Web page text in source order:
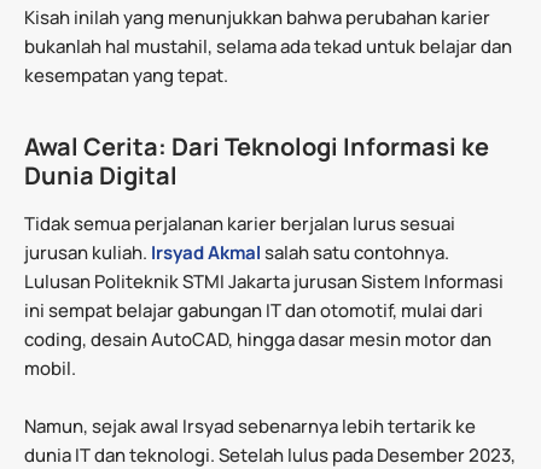
Kisah inilah yang menunjukkan bahwa perubahan karier
bukanlah hal mustahil, selama ada tekad untuk belajar dan
kesempatan yang tepat.
Awal Cerita: Dari Teknologi Informasi ke
Dunia Digital
Tidak semua perjalanan karier berjalan lurus sesuai
jurusan kuliah. Irsyad Akmalsalah satu contohnya.
Lulusan Politeknik STMI Jakarta jurusan Sistem Informasi
ini sempat belajar gabungan IT dan otomotif, mulai dari
coding, desain AutoCAD, hingga dasar mesin motor dan
mobil.
Namun, sejak awal Irsyad sebenarnya lebih tertarik ke
dunia IT dan teknologi. Setelah lulus pada Desember 2023,